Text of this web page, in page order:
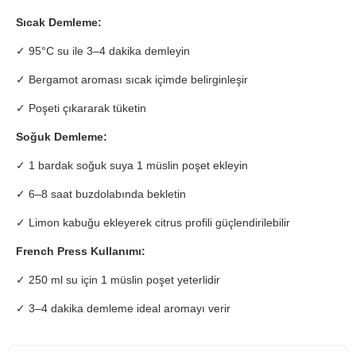
Sıcak Demleme:
✓ 95°C su ile 3–4 dakika demleyin
✓ Bergamot aroması sıcak içimde belirginleşir
✓ Poşeti çıkararak tüketin
Soğuk Demleme:
✓ 1 bardak soğuk suya 1 müslin poşet ekleyin
✓ 6–8 saat buzdolabında bekletin
✓ Limon kabuğu ekleyerek citrus profili güçlendirilebilir
French Press Kullanımı:
✓ 250 ml su için 1 müslin poşet yeterlidir
✓ 3–4 dakika demleme ideal aromayı verir